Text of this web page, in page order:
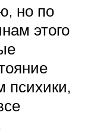
но по
этого
психики,